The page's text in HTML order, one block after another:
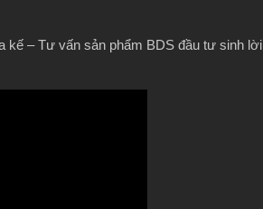
kế – Tư vấn sản phẩm BDS đầu tư sinh lời